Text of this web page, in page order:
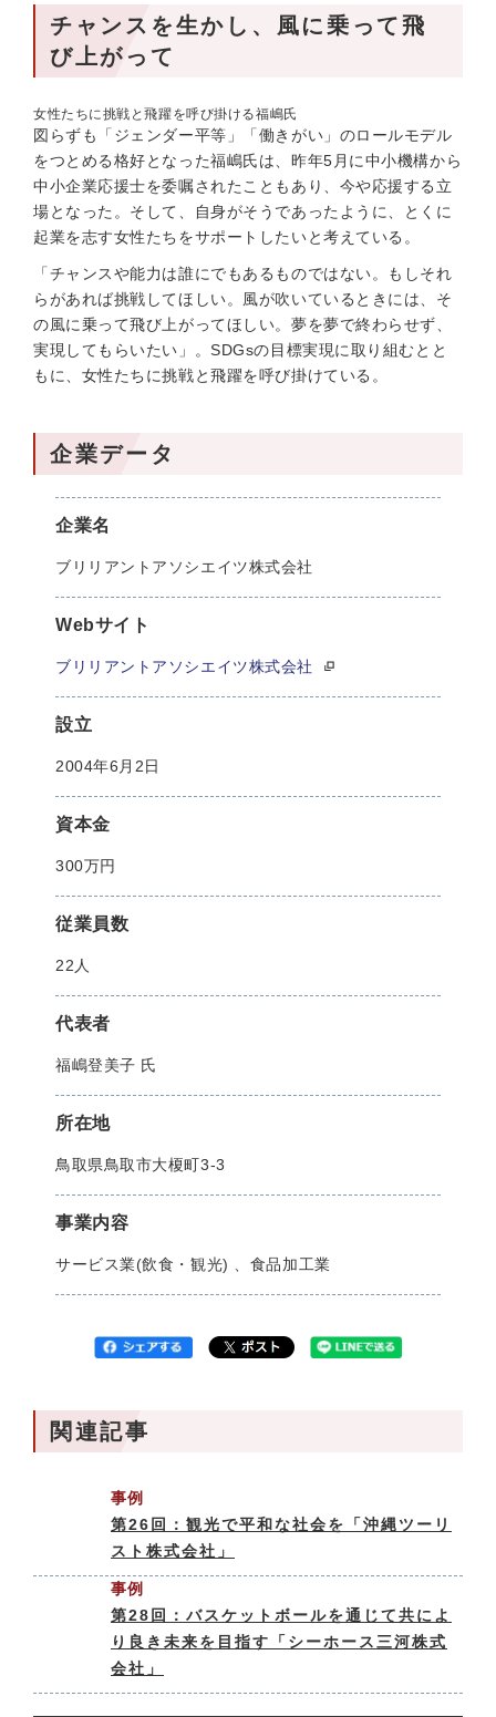
チャンスを生かし、風に乗って飛
び上がって
女性たちに挑戦と飛躍を呼び掛ける福嶋氏
図らずも「ジェンダー平等」「働きがい」のロールモデル
をつとめる格好となった福嶋氏は、昨年5月に中小機構から
中小企業応援士を委嘱されたこともあり、今や応援する立
場となった。そして、自身がそうであったように、とくに
起業を志す女性たちをサポートしたいと考えている。
「チャンスや能力は誰にでもあるものではない。もしそれ
らがあれば挑戦してほしい。風が吹いているときには、そ
の風に乗って飛び上がってほしい。夢を夢で終わらせず、
実現してもらいたい」。SDGsの目標実現に取り組むとと
もに、女性たちに挑戦と飛躍を呼び掛けている。
企業データ
企業名
ブリリアントアソシエイツ株式会社
Webサイト
ブリリアントアソシエイツ株式会社
設立
2004年6月2日
資本金
300万円
従業員数
22人
代表者
福嶋登美子 氏
所在地
鳥取県鳥取市大榎町3-3
事業内容
サービス業(飲食・観光) 、食品加工業
関連記事
事例
第26回：観光で平和な社会を「沖縄ツーリ
スト株式会社」
事例
第28回：バスケットボールを通じて共によ
り良き未来を目指す「シーホース三河株式
会社」